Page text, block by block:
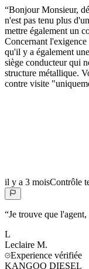
“Bonjour Monsieur,
n'est pas tenu plus
mettre également un
Concernant
qu'il y a également
siège conducteur qui
structure métallique.
contre visite
il y a 3 moisContrôle
“Je trouve que
L
Leclaire M.
Experience vérifiée
KANGOO DIESEL